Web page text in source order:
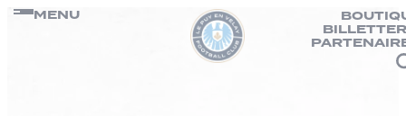
Passer
MENU
Panneau de gestion des cookies